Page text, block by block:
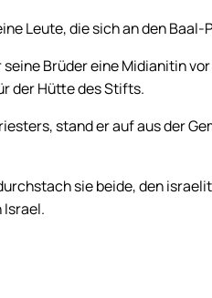
Leute, die sich an den Baal-
Brüder eine Midianitin vor
der Hütte des Stifts.
stand er auf aus der
sie beide, den
Israel.